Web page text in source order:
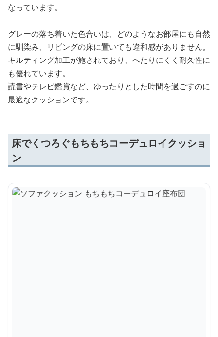
なっています。
グレーの落ち着いた色合いは、どのようなお部屋にも自然
に馴染み、リビングの床に置いても違和感がありません。
キルティング加工が施されており、へたりにくく耐久性に
も優れています。
読書やテレビ鑑賞など、ゆったりとした時間を過ごすのに
最適なクッションです。
床でくつろぐもちもちコーデュロイクッショ
ン